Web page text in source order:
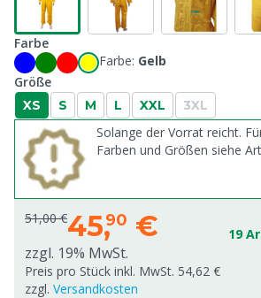
Farbe
Farbe: Gelb
Größe
XS S M L XXL 3XL
Solange der Vorrat reicht.
Farben und Größen siehe
51,00 €45,90 € 19
zzgl. 19% MwSt.
Preis pro Stück inkl. MwSt. 54,62 €
zzgl. Versandkosten